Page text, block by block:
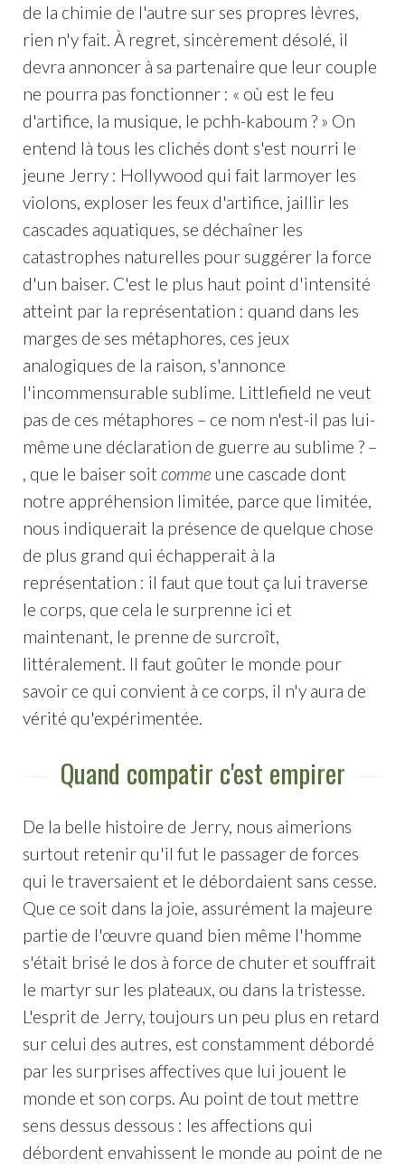
de la chimie de l'autre sur ses propres lèvres,
rien n'y fait. À regret, sincèrement désolé, il
devra annoncer à sa partenaire que leur couple
ne pourra pas fonctionner : « où est le feu
d'artifice, la musique, le pchh-kaboum ? » On
entend là tous les clichés dont s'est nourri le
jeune Jerry : Hollywood qui fait larmoyer les
violons, exploser les feux d'artifice, jaillir les
cascades aquatiques, se déchaîner les
catastrophes naturelles pour suggérer la force
d'un baiser. C'est le plus haut point d'intensité
atteint par la représentation : quand dans les
marges de ses métaphores, ces jeux
analogiques de la raison, s'annonce
l'incommensurable sublime. Littlefield ne veut
pas de ces métaphores – ce nom n'est-il pas lui-
même une déclaration de guerre au sublime ? –
, que le baiser soit comme une cascade dont
notre appréhension limitée, parce que limitée,
nous indiquerait la présence de quelque chose
de plus grand qui échapperait à la
représentation : il faut que tout ça lui traverse
le corps, que cela le surprenne ici et
maintenant, le prenne de surcroît,
littéralement. Il faut goûter le monde pour
savoir ce qui convient à ce corps, il n'y aura de
vérité qu'expérimentée.
Quand compatir c'est empirer
De la belle histoire de Jerry, nous aimerions
surtout retenir qu'il fut le passager de forces
qui le traversaient et le débordaient sans cesse.
Que ce soit dans la joie, assurément la majeure
partie de l'œuvre quand bien même l'homme
s'était brisé le dos à force de chuter et souffrait
le martyr sur les plateaux, ou dans la tristesse.
L'esprit de Jerry, toujours un peu plus en retard
sur celui des autres, est constamment débordé
par les surprises affectives que lui jouent le
monde et son corps. Au point de tout mettre
sens dessus dessous : les affections qui
débordent envahissent le monde au point de ne